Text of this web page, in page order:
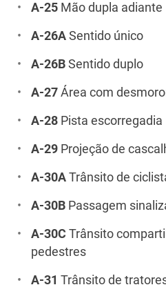
A-25 Mão dupla adiante
A-26A Sentido único
A-26B Sentido duplo
A-27 Área com
A-28 Pista escorregadia
A-29 Projeção de
A-30A Trânsito de
A-30B Passagem
A-30C Trânsito
pedestres
A-31 Trânsito de